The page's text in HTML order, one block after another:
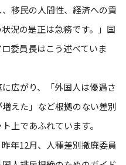
移民の人間性、経済への貢
況の是正は急務です。」国
委員長はこう述べていま
広がり、「外国人は優遇さ
えた」など根拠のない差別
上であふれています。
年12月、人種差別撤廃委員